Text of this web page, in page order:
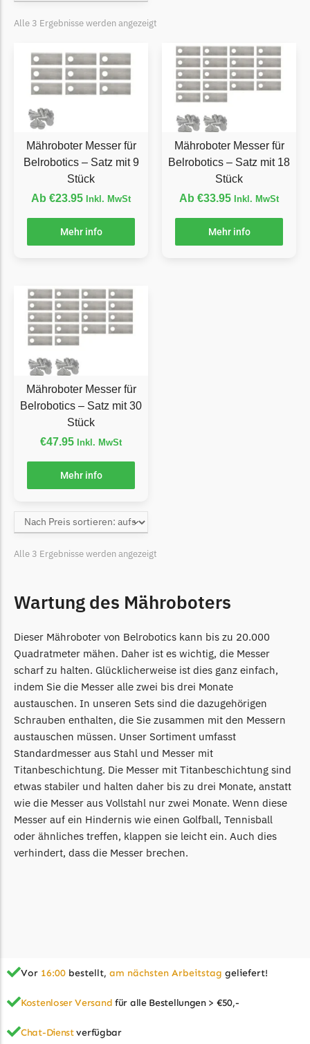
Cub Cadet Messer
Begrenzungsdraht
Ecovacs
Ecovacs Messer
Einhell
Einhell Messer
Begrenzungsdraht
Eufy
Eufy Messer
Ferrex
Ferrex Messer
Begrenzungsdraht
Florabest
Florabest Messer
Flymo
Begrenzungsdraht
Fuxtec
Garden Feelings Messer
Begrenzungsdraht
Greenworks
Grouw
Grouw Messer
Begrenzungsdraht
Güde
Güde Messer
Kress
Begrenzungsdraht
LandXcape
Alle 3 Ergebnisse werden angezeigt
Mähroboter Messer für
Belrobotics – Satz mit 9
Stück
Ab €23.95 Inkl. MwSt
Mehr info
Mähroboter Messer für
Belrobotics – Satz mit 18
Stück
Ab €33.95 Inkl. MwSt
Mehr info
Mähroboter Messer für
Belrobotics – Satz mit 30
Stück
€47.95 Inkl. MwSt
Mehr info
Alle 3 Ergebnisse werden angezeigt
Wartung des Mähroboters
Dieser Mähroboter von Belrobotics kann bis zu 20.000
Quadratmeter mähen. Daher ist es wichtig, die Messer
scharf zu halten. Glücklicherweise ist dies ganz einfach,
indem Sie die Messer alle zwei bis drei Monate
austauschen. In unseren Sets sind die dazugehörigen
Schrauben enthalten, die Sie zusammen mit den Messern
austauschen müssen. Unser Sortiment umfasst
Standardmesser aus Stahl und Messer mit
Titanbeschichtung. Die Messer mit Titanbeschichtung sind
etwas stabiler und halten daher bis zu drei Monate, anstatt
wie die Messer aus Vollstahl nur zwei Monate. Wenn diese
Messer auf ein Hindernis wie einen Golfball, Tennisball
oder ähnliches treffen, klappen sie leicht ein. Auch dies
verhindert, dass die Messer brechen.
Vor 16:00 bestellt, am nächsten Arbeitstag geliefert!
Kostenloser Versand für alle Bestellungen > €50,-
Chat-Dienstverfügbar